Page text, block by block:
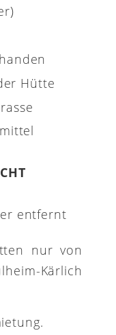
Hütte
entfernt
nur von
Kärlich